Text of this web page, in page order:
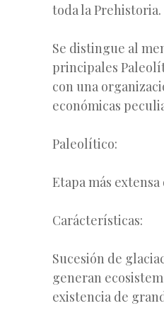
toda la Prehistoria.
Se distingue al
principales
con una
económicas
Paleolítico:
Etapa más
Carácterísticas:
Sucesión de
generan
existencia de